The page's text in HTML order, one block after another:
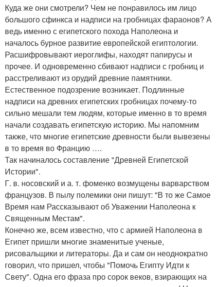
Куда же они смотрели? Чем не понравилось им лицо
большого сфинкса и надписи на гробницах фараонов? А
ведь именно с египетского похода Наполеона и
началось бурное развитие европейской египтологии.
Расшифровывают иероглифы, находят папирусы и
прочее. И одновременно сбивают надписи с гробниц и
расстреливают из орудий древние памятники.
Естественное подозрение возникает. Подлинные
надписи на древних египетских гробницах почему-то
сильно мешали тем людям, которые именно в то время
начали создавать египетскую историю. Мы напомним
также, что многие египетские древности были вывезены
в то время во Францию ….
Так начиналось составление "Древней Египетской
Истории".
Г. в. носовский и а. т. фоменко возмущены варварством
французов. В пылу полемики они пишут: "В то же Самое
Время нам Рассказывают об Уважении Наполеона к
Священным Местам".
Конечно же, всем известно, что с армией Наполеона в
Египет пришли многие знаменитые ученые,
рисовальщики и литераторы. Да и сам он неоднократно
говорил, что пришел, чтобы "Помочь Египту Идти к
Свету". Одна его фраза про сорок веков, взирающих на